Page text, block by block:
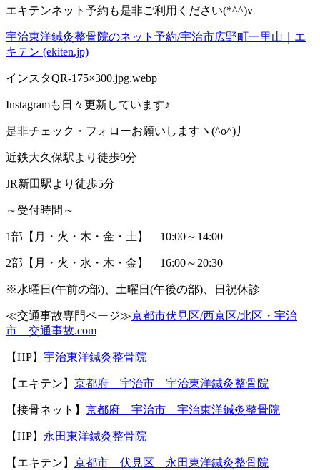
エキテンネット予約も是非ご利用ください(*^^)v
宇治東洋鍼灸整骨院のネット予約/宇治市広野町一里山｜エ
キテン (ekiten.jp)
インスタQR-175×300.jpg.webp
Instagramも日々更新しています♪
是非チェック・フォローお願いしますヽ (^o^) 丿
近鉄大久保駅より徒歩9分
JR新田駅より徒歩5分
～受付時間～
1部【月・火・木・金・土】 10:00～ 14:00
2部【月・火・水・木・金】 16:00～ 20:30
※水曜日 (午前の部) 、土曜日 (午後の部) 、日祝休診
≪交通事故専門ページ≫京都市伏見区/西京区/北区・宇治
市 交通事故.com
【HP】 宇治東洋鍼灸整骨院
【エキテン】 京都府 宇治市 宇治東洋鍼灸整骨院
【接骨ネット】 京都府 宇治市 宇治東洋鍼灸整骨院
【HP】 永田東洋鍼灸整骨院
【エキテン】 京都市 伏見区 永田東洋鍼灸整骨院